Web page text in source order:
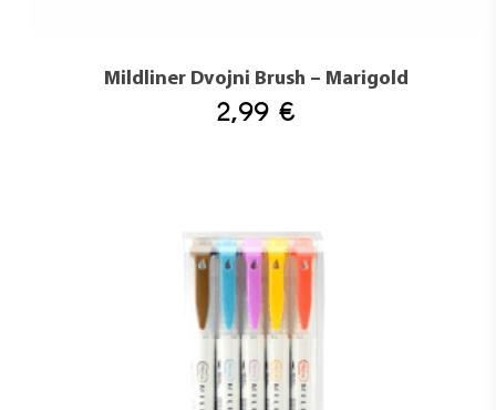
Mildliner Dvojni Brush – Marigold
2,99 €